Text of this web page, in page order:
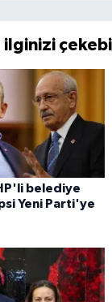
ilginizi
belediye
Yeni Parti'ye